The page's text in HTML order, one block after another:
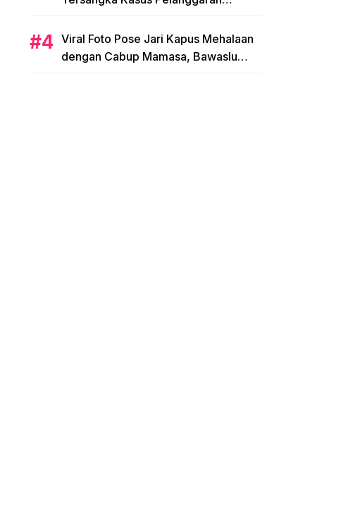
Viral Foto Pose Jari Kapus Mehalaan
dengan Cabup Mamasa, Bawaslu